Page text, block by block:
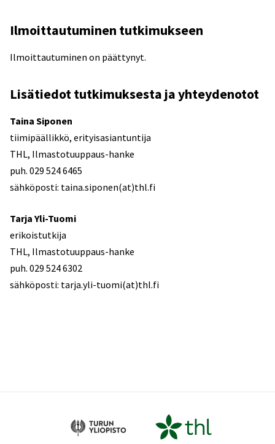
Ilmoittautuminen tutkimukseen
Ilmoittautuminen on päättynyt.
Lisätiedot tutkimuksesta ja yhteydenotot
Taina Siponen
tiimipäällikkö, erityisasiantuntija
THL, Ilmastotuuppaus-hanke
puh. 029 524 6465
sähköposti: taina.siponen(at)thl.fi
Tarja Yli-Tuomi
erikoistutkija
THL, Ilmastotuuppaus-hanke
puh. 029 524 6302
sähköposti: tarja.yli-tuomi(at)thl.fi